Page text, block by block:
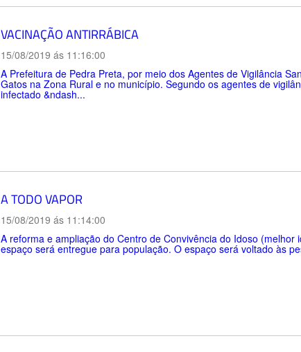
VACINAÇÃO ANTIRRÁBICA
15/08/2019 ás 11:16:00
A Prefeitura de Pedra Preta, por meio dos Agentes de Vigilância
Gatos na Zona Rural e no município. Segundo os agentes de
infectado &ndash...
A TODO VAPOR
15/08/2019 ás 11:14:00
A reforma e ampliação do Centro de Convivência do Idoso
espaço será entregue para população. O espaço será voltado às